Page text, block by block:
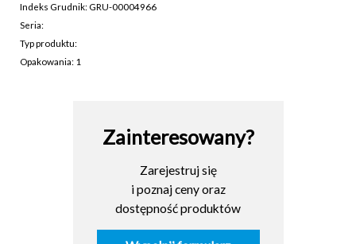
Indeks Grudnik: GRU-00004966
Seria:
Typ produktu:
Opakowania: 1
Zainteresowany?
Zarejestruj się
i poznaj ceny oraz
dostępność produktów